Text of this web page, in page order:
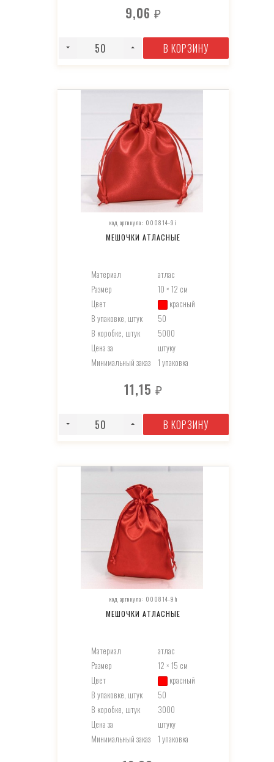
9,06 ₽
В КОРЗИНУ
код артикула: 000814-9i
МЕШОЧКИ АТЛАСНЫЕ
Материал
атлас
Размер
10 × 12 см
Цвет
красный
В упаковке, штук
50
В коробке, штук
5000
Цена за
штуку
Минимальный заказ
1 упаковка
11,15 ₽
В КОРЗИНУ
код артикула: 000814-9h
МЕШОЧКИ АТЛАСНЫЕ
Материал
атлас
Размер
12 × 15 см
Цвет
красный
В упаковке, штук
50
В коробке, штук
3000
Цена за
штуку
Минимальный заказ
1 упаковка